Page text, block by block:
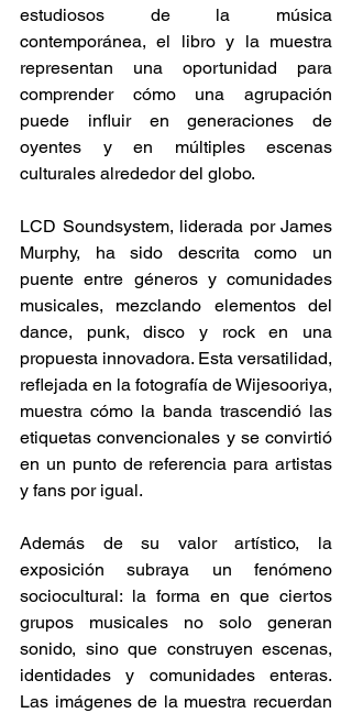
estudiosos de la música
contemporánea, el libro y la muestra
representan una oportunidad para
comprender cómo una agrupación
puede influir en generaciones de
oyentes y en múltiples escenas
culturales alrededor del globo.
LCD Soundsystem, liderada por James
Murphy, ha sido descrita como un
puente entre géneros y comunidades
musicales, mezclando elementos del
dance, punk, disco y rock en una
propuesta innovadora. Esta versatilidad,
reflejada en la fotografía de Wijesooriya,
muestra cómo la banda trascendió las
etiquetas convencionales y se convirtió
en un punto de referencia para artistas
y fans por igual.
Además de su valor artístico, la
exposición subraya un fenómeno
sociocultural: la forma en que ciertos
grupos musicales no solo generan
sonido, sino que construyen escenas,
identidades y comunidades enteras.
Las imágenes de la muestra recuerdan